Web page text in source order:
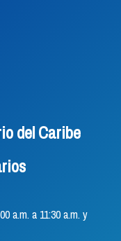
del Caribe
a.m. a 11:30 a.m. y